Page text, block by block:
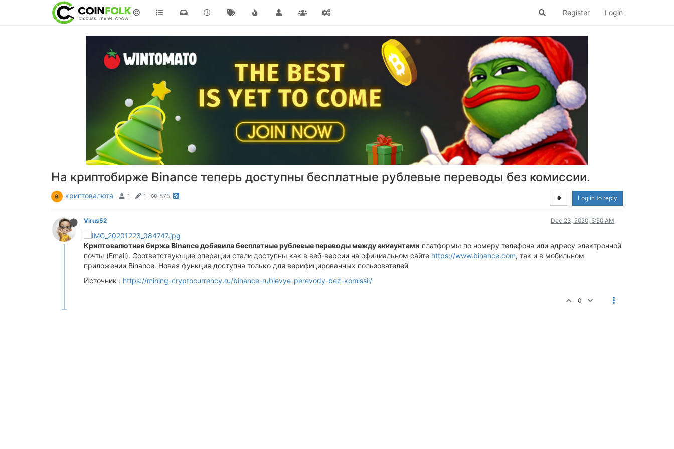
© Register Login
На криптобирже Binance теперь доступны бесплатные рублевые переводы без комиссии.
криптовалюта 1 1 575 Log in to reply
Virus52 Dec 23, 2020, 5:50 AM
Криптовалютная биржа Binance добавила бесплатные рублевые переводы между аккаунтами платформы по номеру телефона или адресу электронной
почты (Email). Соответствующие операции стали доступны как в веб-версии на официальном сайте https://www.binance.com, так и в мобильном
приложении Binance. Новая функция доступна только для верифицированных пользователей
Источник : https://mining-cryptocurrency.ru/binance-rublevye-perevody-bez-komissii/
0